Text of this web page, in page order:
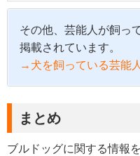
その他、芸能人が飼っ
掲載されています。
→犬を飼っている芸能
まとめ
ブルドッグに関する情報